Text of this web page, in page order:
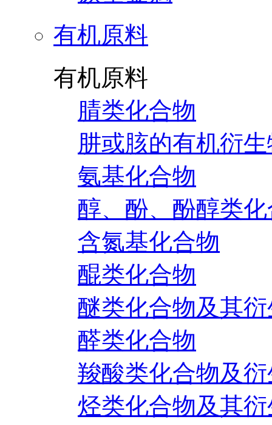
有机原料
有机原料
腈类化合物
肼或胲的有机衍
氨基化合物
醇、酚、酚醇类
含氮基化合物
醌类化合物
醚类化合物及其
醛类化合物
羧酸类化合物及
烃类化合物及其